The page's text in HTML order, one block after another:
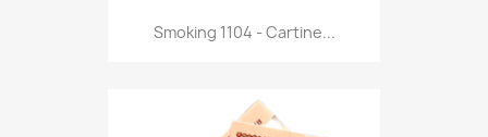
Anteprima
Smoking 1104 - Cartine...